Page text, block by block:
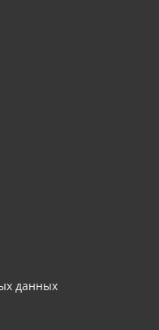
данных